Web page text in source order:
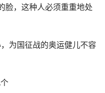
，这种人必须重重地处
为国征战的奥运健儿不容